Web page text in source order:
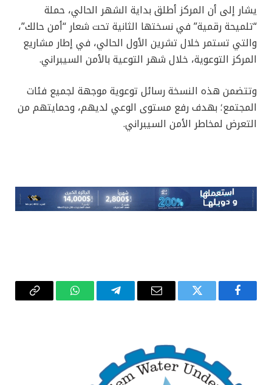
يشار إلى أن المركز أطلق بداية الشهر الحالي، حملة
“تلميحة رقمية” في نسختها الثانية تحت شعار “أمن حالك”،
والتي تستمر خلال تشرين الأول الحالي، في إطار مشاريع
المركز التوعوية، خلال شهر التوعية بالأمن السيبراني.
وتتضمن هذه النسخة رسائل توعوية موجهة لجميع فئات
المجتمع؛ بهدف رفع مستوى الوعي لديهم، وحمايتهم من
التعرض لمخاطر الأمن السيبراني.
فيسبوك تويتر
البريد
تيلقرام واتساب Copy